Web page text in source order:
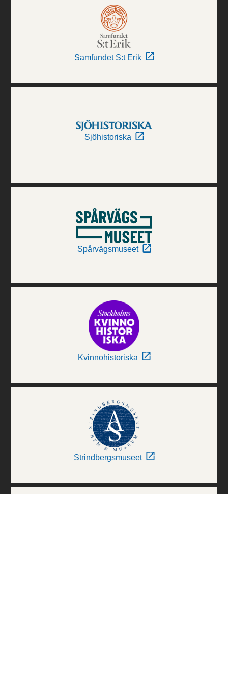
Samfundet S:t Erik
Sjöhistoriska
Spårvägsmuseet
Kvinnohistoriska
Strindbergsmuseet